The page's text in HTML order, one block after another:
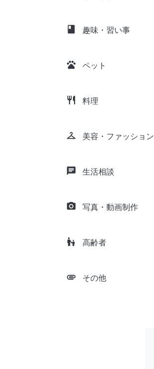
class 趣味・習い事
pets ペット
restaurant 料理
checkroom 美容・ファッション
chat 生活相談
camera_alt 写真・動画制作
escalator_warning 高齢者
attachment その他